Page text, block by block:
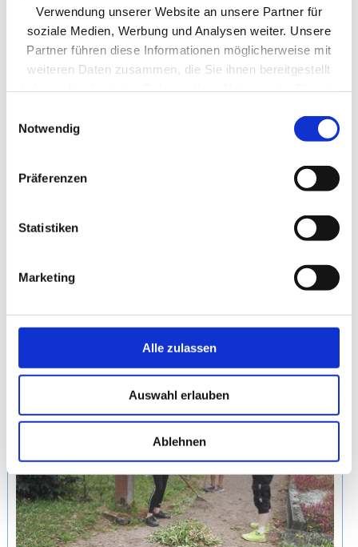
Verwendung unserer Website an unsere Partner für
soziale Medien, Werbung und Analysen weiter. Unsere
Partner führen diese Informationen möglicherweise mit
weiteren Daten zusammen, die Sie ihnen bereitgestellt
Notwendig
Präferenzen
Statistiken
Marketing
Alle zulassen
Auswahl erlauben
Ablehnen
Behindertenhilfe kennen